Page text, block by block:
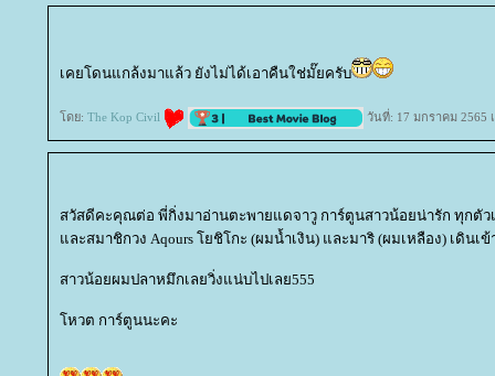
เคยโดนแกล้งมาแล้ว ยังไม่ได้เอาคืนใช่มั๊ยครับ
ดย: The Kop Civil วันที่: 17 มกราคม 2565
สวัสดีคะคุณต่อ พี่กิ่งมาอ่านตะพายแดจาวู การ์ตูนสาวน้อยน่ารัก ทุกตัว
ละสมาชิกวง Aqours โยชิโกะ (ผมน้ำเงิน) และมาริ (ผมเหลือง) เดิน
สาวน้อยผมปลาหมึกเลยวิ่งแน่บไปเลย555
หวต การ์ตูนนะคะ